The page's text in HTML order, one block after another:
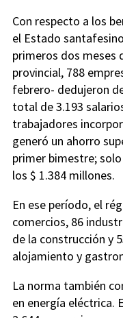
Con respecto a los
el Estado
primeros dos meses
provincial, 788
febrero- dedujeron
total de 3.193
trabajadores
generó un ahorro
primer bimestre;
los $ 1.384 millones.
En ese período, el
comercios, 86
de la construcción y
alojamiento y
La norma también
en energía eléctrica.